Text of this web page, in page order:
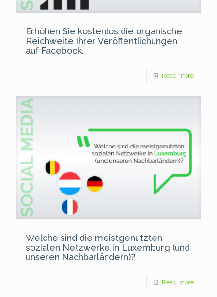
Erhöhen Sie kostenlos die organische
Reichweite Ihrer Veröffentlichungen
auf Facebook.
Read more
Welche sind die meistgenutzten
sozialen Netzwerke in Luxemburg (und
unseren Nachbarländern)?
Read more